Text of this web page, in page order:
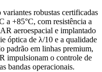
robustas certificadas
a +85°C, com resistência a
aeroespacial e implantado
óptica de λ/10 e a qualidade
padrão em linhas premium,
impulsionam o controle de
bandas operacionais.